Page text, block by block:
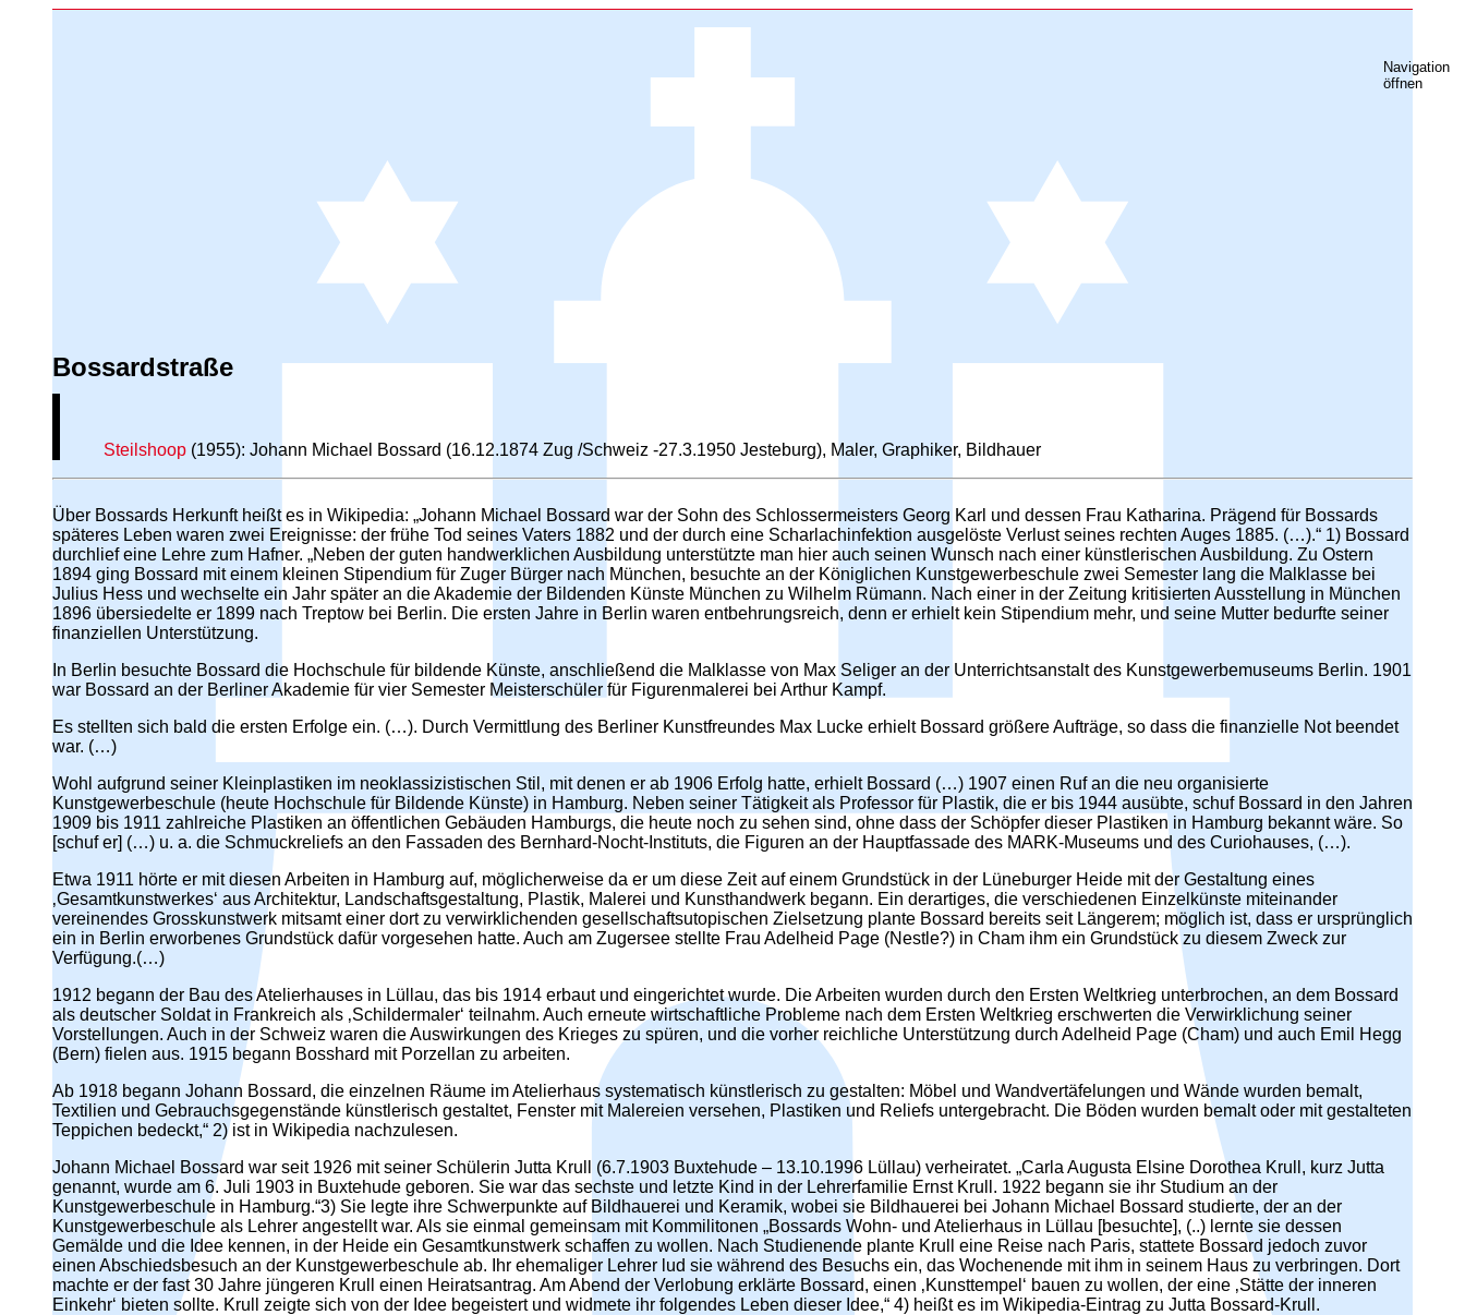
Navigation
öffnen
Bossardstraße
Steilshoop (1955): Johann Michael Bossard (16.12.1874 Zug /Schweiz -27.3.1950 Jesteburg), Maler, Graphiker, Bildhauer
Über Bossards Herkunft heißt es in Wikipedia: „Johann Michael Bossard war der Sohn des Schlossermeisters Georg Karl und dessen Frau Katharina. Prägend für Bossards
späteres Leben waren zwei Ereignisse: der frühe Tod seines Vaters 1882 und der durch eine Scharlachinfektion ausgelöste Verlust seines rechten Auges 1885. (…).“ 1) Bossard
durchlief eine Lehre zum Hafner. „Neben der guten handwerklichen Ausbildung unterstützte man hier auch seinen Wunsch nach einer künstlerischen Ausbildung. Zu Ostern
1894 ging Bossard mit einem kleinen Stipendium für Zuger Bürger nach München, besuchte an der Königlichen Kunstgewerbeschule zwei Semester lang die Malklasse bei
Julius Hess und wechselte ein Jahr später an die Akademie der Bildenden Künste München zu Wilhelm Rümann. Nach einer in der Zeitung kritisierten Ausstellung in München
1896 übersiedelte er 1899 nach Treptow bei Berlin. Die ersten Jahre in Berlin waren entbehrungsreich, denn er erhielt kein Stipendium mehr, und seine Mutter bedurfte seiner
finanziellen Unterstützung.
In Berlin besuchte Bossard die Hochschule für bildende Künste, anschließend die Malklasse von Max Seliger an der Unterrichtsanstalt des Kunstgewerbemuseums Berlin. 1901
war Bossard an der Berliner Akademie für vier Semester Meisterschüler für Figurenmalerei bei Arthur Kampf.
Es stellten sich bald die ersten Erfolge ein. (…). Durch Vermittlung des Berliner Kunstfreundes Max Lucke erhielt Bossard größere Aufträge, so dass die finanzielle Not beendet
war. (…)
Wohl aufgrund seiner Kleinplastiken im neoklassizistischen Stil, mit denen er ab 1906 Erfolg hatte, erhielt Bossard (…) 1907 einen Ruf an die neu organisierte
Kunstgewerbeschule (heute Hochschule für Bildende Künste) in Hamburg. Neben seiner Tätigkeit als Professor für Plastik, die er bis 1944 ausübte, schuf Bossard in den Jahren
1909 bis 1911 zahlreiche Plastiken an öffentlichen Gebäuden Hamburgs, die heute noch zu sehen sind, ohne dass der Schöpfer dieser Plastiken in Hamburg bekannt wäre. So
[schuf er] (…) u. a. die Schmuckreliefs an den Fassaden des Bernhard-Nocht-Instituts, die Figuren an der Hauptfassade des MARK-Museums und des Curiohauses, (…).
Etwa 1911 hörte er mit diesen Arbeiten in Hamburg auf, möglicherweise da er um diese Zeit auf einem Grundstück in der Lüneburger Heide mit der Gestaltung eines
‚Gesamtkunstwerkes‘ aus Architektur, Landschaftsgestaltung, Plastik, Malerei und Kunsthandwerk begann. Ein derartiges, die verschiedenen Einzelkünste miteinander
vereinendes Grosskunstwerk mitsamt einer dort zu verwirklichenden gesellschaftsutopischen Zielsetzung plante Bossard bereits seit Längerem; möglich ist, dass er ursprünglich
ein in Berlin erworbenes Grundstück dafür vorgesehen hatte. Auch am Zugersee stellte Frau Adelheid Page (Nestle?) in Cham ihm ein Grundstück zu diesem Zweck zur
Verfügung.(…)
1912 begann der Bau des Atelierhauses in Lüllau, das bis 1914 erbaut und eingerichtet wurde. Die Arbeiten wurden durch den Ersten Weltkrieg unterbrochen, an dem Bossard
als deutscher Soldat in Frankreich als ‚Schildermaler‘ teilnahm. Auch erneute wirtschaftliche Probleme nach dem Ersten Weltkrieg erschwerten die Verwirklichung seiner
Vorstellungen. Auch in der Schweiz waren die Auswirkungen des Krieges zu spüren, und die vorher reichliche Unterstützung durch Adelheid Page (Cham) und auch Emil Hegg
(Bern) fielen aus. 1915 begann Bosshard mit Porzellan zu arbeiten.
Ab 1918 begann Johann Bossard, die einzelnen Räume im Atelierhaus systematisch künstlerisch zu gestalten: Möbel und Wandvertäfelungen und Wände wurden bemalt,
Textilien und Gebrauchsgegenstände künstlerisch gestaltet, Fenster mit Malereien versehen, Plastiken und Reliefs untergebracht. Die Böden wurden bemalt oder mit gestalteten
Teppichen bedeckt,“ 2) ist in Wikipedia nachzulesen.
Johann Michael Bossard war seit 1926 mit seiner Schülerin Jutta Krull (6.7.1903 Buxtehude – 13.10.1996 Lüllau) verheiratet. „Carla Augusta Elsine Dorothea Krull, kurz Jutta
genannt, wurde am 6. Juli 1903 in Buxtehude geboren. Sie war das sechste und letzte Kind in der Lehrerfamilie Ernst Krull. 1922 begann sie ihr Studium an der
Kunstgewerbeschule in Hamburg.“3) Sie legte ihre Schwerpunkte auf Bildhauerei und Keramik, wobei sie Bildhauerei bei Johann Michael Bossard studierte, der an der
Kunstgewerbeschule als Lehrer angestellt war. Als sie einmal gemeinsam mit Kommilitonen „Bossards Wohn- und Atelierhaus in Lüllau [besuchte], (..) lernte sie dessen
Gemälde und die Idee kennen, in der Heide ein Gesamtkunstwerk schaffen zu wollen. Nach Studienende plante Krull eine Reise nach Paris, stattete Bossard jedoch zuvor
einen Abschiedsbesuch an der Kunstgewerbeschule ab. Ihr ehemaliger Lehrer lud sie während des Besuchs ein, das Wochenende mit ihm in seinem Haus zu verbringen. Dort
machte er der fast 30 Jahre jüngeren Krull einen Heiratsantrag. Am Abend der Verlobung erklärte Bossard, einen ‚Kunsttempel‘ bauen zu wollen, der eine ‚Stätte der inneren
Einkehr‘ bieten sollte. Krull zeigte sich von der Idee begeistert und widmete ihr folgendes Leben dieser Idee,“ 4) heißt es im Wikipedia-Eintrag zu Jutta Bossard-Krull.